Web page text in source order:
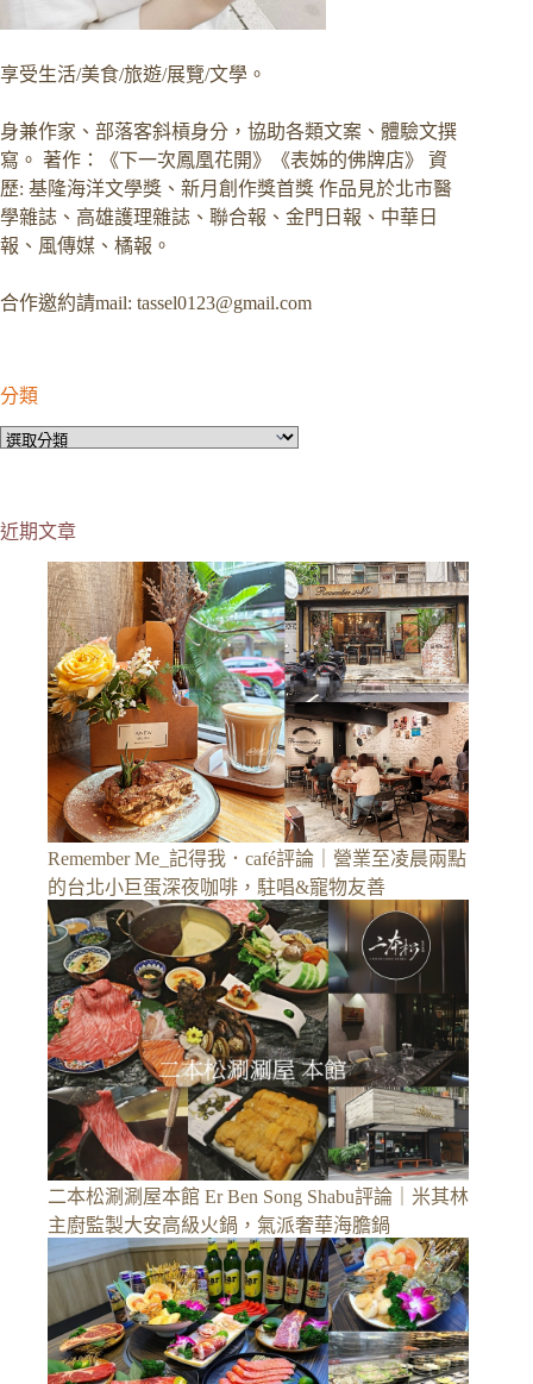
享受生活/美食/旅遊/展覽/文學。
身兼作家、部落客斜槓身分，協助各類文案、體驗文撰
寫。 著作：《下一次鳳凰花開》《表姊的佛牌店》 資
歷: 基隆海洋文學獎、新月創作獎首獎 作品見於北市醫
學雜誌、高雄護理雜誌、聯合報、金門日報、中華日
報、風傳媒、橘報。
合作邀約請mail: tassel0123@gmail.com
分類
分
近期文章
Remember Me_記得我．café評論｜營業至凌晨兩點
的台北小巨蛋深夜咖啡，駐唱&寵物友善
二本松涮涮屋本館 Er Ben Song Shabu評論｜米其林
主廚監製大安高級火鍋，氣派奢華海膽鍋